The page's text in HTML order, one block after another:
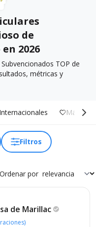
de
2026
TOP de
métricas y
Internacionales Más
Filtros
Ordenar por
de Marillac